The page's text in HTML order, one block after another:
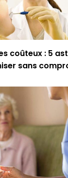
coûteux : 5
sans